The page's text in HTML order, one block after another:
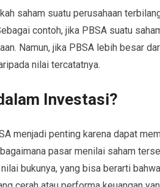
saham suatu perusahaan
contoh, jika PBSA suatu
Namun, jika PBSA lebih besar
nilai tercatatnya.
Investasi?
menjadi penting karena dapat
pasar menilai saham
bukunya, yang bisa berarti